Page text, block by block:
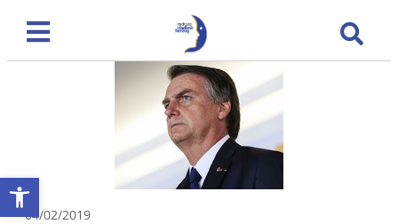
Abrir a barra de ferramentas
04/02/2019